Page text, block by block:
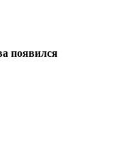
появился